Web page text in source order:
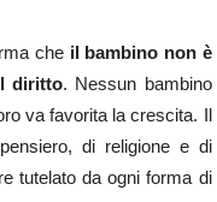
cheil bambino non è
diritto. Nessun bambino
va favorita la crescita. Il
di religione e di
tutelato da ogni forma di